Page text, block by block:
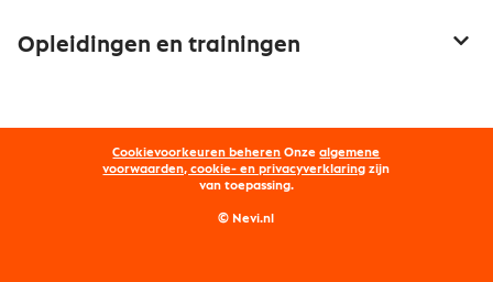
Netwerk en communities
Word lid van Nevi
Nevi PMI®
Onderhandelen
Opleidingen en trainingen
Opleidingen
Maatwerk
Cookievoorkeuren beheren Onzealgemene
voorwaarden, cookie- en privacyverklaring zijn
van toepassing.
© Nevi.nl